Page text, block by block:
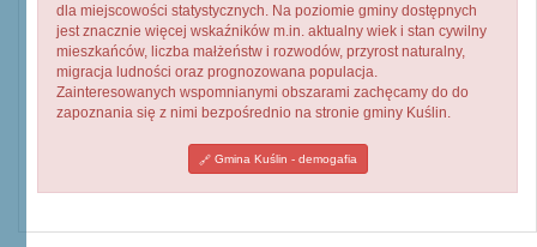
dla miejscowości statystycznych. Na poziomie gminy dostępnych
jest znacznie więcej wskaźników m.in. aktualny wiek i stan cywilny
mieszkańców, liczba małżeństw i rozwodów, przyrost naturalny,
migracja ludności oraz prognozowana populacja.
Zainteresowanych wspomnianymi obszarami zachęcamy do do
zapoznania się z nimi bezpośrednio na stronie gminy Kuślin.
Gmina Kuślin - demogafia